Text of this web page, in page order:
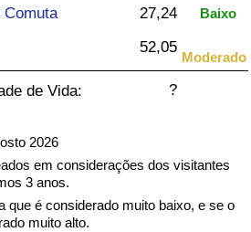
Comuta 27,24 Baixo
52,05
Moderado
de Vida: ?
2026
em considerações dos visitantes
3 anos.
que é considerado muito baixo, e se o
muito alto.
País